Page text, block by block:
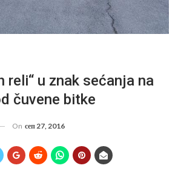
reli“ u znak sećanja na
čuvene bitke
On сеп 27, 2016